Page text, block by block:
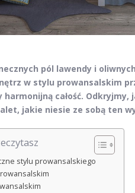
pól lawendy i
w stylu prowansalskim
całość.
jakie niesie ze sobą ten
stylu prowansalskiego